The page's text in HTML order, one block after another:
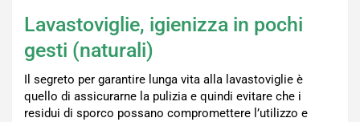
Lavastoviglie, igienizza in pochi
gesti (naturali)
Il segreto per garantire lunga vita alla lavastoviglie è
quello di assicurarne la pulizia e quindi evitare che i
residui di sporco possano compromettere l’utilizzo e